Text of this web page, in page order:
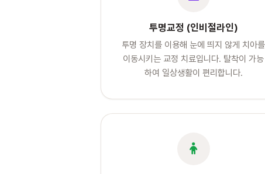
투명교정 (인비절라인)
투명 장치를 이용해 눈에 띄지 않게 치아를
이동시키는 교정 치료입니다. 탈착이 가능
하여 일상생활이 편리합니다.